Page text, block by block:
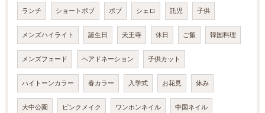
ランチ ショートボブ ボブ シェロ 託児 子供
メンズハイライト 誕生日 天王寺 休日 ご飯 韓国料理
メンズフェード ヘアドネーション 子供カット
ハイトーンカラー 春カラー 入学式 お花見 休み
大中公園 ピンクメイク ワンホンネイル 中国ネイル